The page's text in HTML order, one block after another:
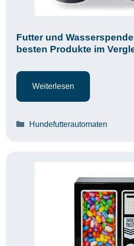
Futter und
besten Produkte im
Weiterlesen
Kategorien
Hundefutterautomaten